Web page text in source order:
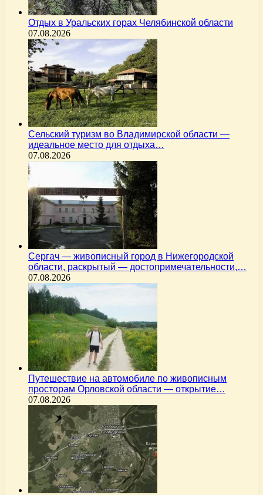
Отдых в Уральских горах Челябинской области
07.08.2026
Сельский туризм во Владимирской области —
идеальное место для отдыха…
07.08.2026
Сергач — живописный город в Нижегородской
области, раскрытый — достопримечательности,…
07.08.2026
Путешествие на автомобиле по живописным
просторам Орловской области — открытие…
07.08.2026